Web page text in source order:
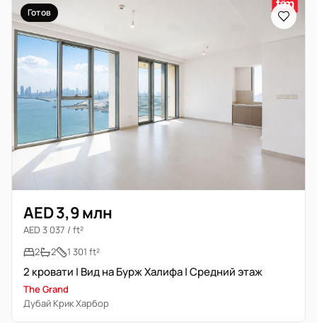
Готов
AED 3,9 млн
AED 3 037 / ft²
2
2 1 301 ft²
2 кровати | Вид на Бурж Халифа | Средний этаж
The Grand
Дубай Крик Харбор